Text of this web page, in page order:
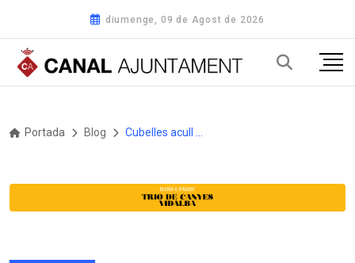
diumenge, 09 de Agost de 2026
Portada Blog